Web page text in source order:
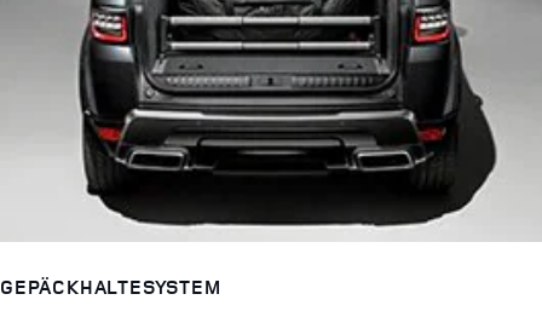
GEPÄCKHALTESYSTEM